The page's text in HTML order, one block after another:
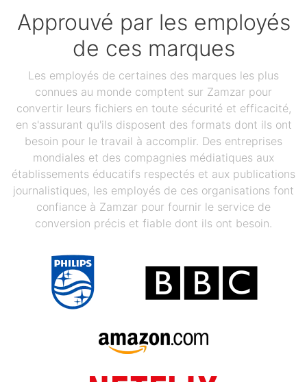
Approuvé par les employés
de ces marques
Les employés de certaines des marques les plus
connues au monde comptent sur Zamzar pour
convertir leurs fichiers en toute sécurité et efficacité,
en s'assurant qu'ils disposent des formats dont ils ont
besoin pour le travail à accomplir. Des entreprises
mondiales et des compagnies médiatiques aux
établissements éducatifs respectés et aux publications
journalistiques, les employés de ces organisations font
confiance à Zamzar pour fournir le service de
conversion précis et fiable dont ils ont besoin.